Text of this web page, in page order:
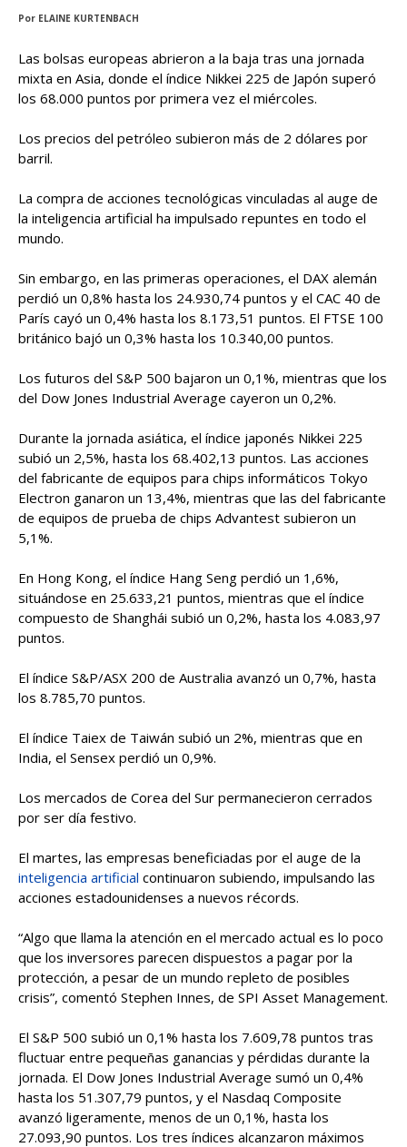
Por ELAINE KURTENBACH
Las bolsas europeas abrieron a la baja tras una jornada
mixta en Asia, donde el índice Nikkei 225 de Japón superó
los 68.000 puntos por primera vez el miércoles.
Los precios del petróleo subieron más de 2 dólares por
barril.
La compra de acciones tecnológicas vinculadas al auge de
la inteligencia artificial ha impulsado repuntes en todo el
mundo.
Sin embargo, en las primeras operaciones, el DAX alemán
perdió un 0,8% hasta los 24.930,74 puntos y el CAC 40 de
París cayó un 0,4% hasta los 8.173,51 puntos. El FTSE 100
británico bajó un 0,3% hasta los 10.340,00 puntos.
Los futuros del S&P 500 bajaron un 0,1%, mientras que los
del Dow Jones Industrial Average cayeron un 0,2%.
Durante la jornada asiática, el índice japonés Nikkei 225
subió un 2,5%, hasta los 68.402,13 puntos. Las acciones
del fabricante de equipos para chips informáticos Tokyo
Electron ganaron un 13,4%, mientras que las del fabricante
de equipos de prueba de chips Advantest subieron un
5,1%.
En Hong Kong, el índice Hang Seng perdió un 1,6%,
situándose en 25.633,21 puntos, mientras que el índice
compuesto de Shanghái subió un 0,2%, hasta los 4.083,97
puntos.
El índice S&P/ASX 200 de Australia avanzó un 0,7%, hasta
los 8.785,70 puntos.
El índice Taiex de Taiwán subió un 2%, mientras que en
India, el Sensex perdió un 0,9%.
Los mercados de Corea del Sur permanecieron cerrados
por ser día festivo.
El martes, las empresas beneficiadas por el auge de la
inteligencia artificial continuaron subiendo, impulsando las
acciones estadounidenses a nuevos récords.
“Algo que llama la atención en el mercado actual es lo poco
que los inversores parecen dispuestos a pagar por la
protección, a pesar de un mundo repleto de posibles
crisis”, comentó Stephen Innes, de SPI Asset Management.
El S&P 500 subió un 0,1% hasta los 7.609,78 puntos tras
fluctuar entre pequeñas ganancias y pérdidas durante la
jornada. El Dow Jones Industrial Average sumó un 0,4%
hasta los 51.307,79 puntos, y el Nasdaq Composite
avanzó ligeramente, menos de un 0,1%, hasta los
27.093,90 puntos. Los tres índices alcanzaron máximos